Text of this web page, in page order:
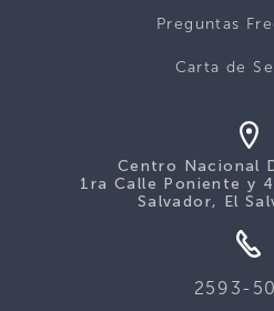
Preguntas
Carta de
Centro Nacional
1ra Calle Poniente y
Salvador, El
2593-